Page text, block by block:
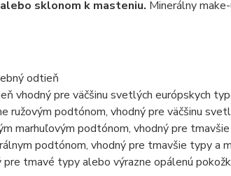
sklonom k masteniu. Minerálny
odtieň
vhodný pre väčšinu svetlých európskych
ružovým podtónom, vhodný pre väčšinu
marhuľovým podtónom, vhodný pre
podtónom, vhodný pre tmavšie typy a
tmavé typy alebo výrazne opálenú